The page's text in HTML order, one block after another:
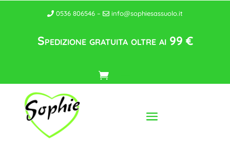
0536 806546 – info@sophiesassuolo.it
Spedizione gratuita oltre ai 99 €